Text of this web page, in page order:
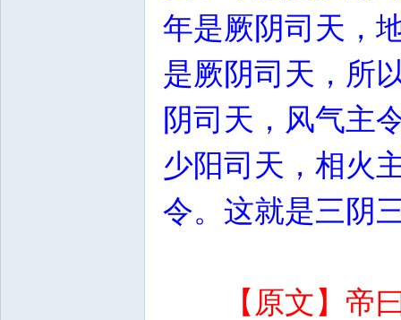
年是厥阴司天，
是厥阴司天，所
阴司天，风气主
少阳司天，相火
令。这就是三阴
【原文】帝